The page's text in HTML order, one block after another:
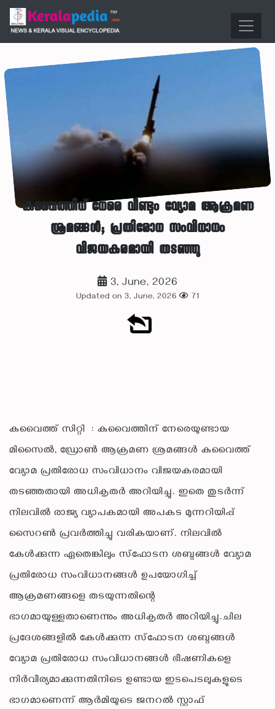
കുവൈത്തിന് നേരെ വീണ്ടും വ്യോമ ആക്രമണ
ശ്രമങ്ങൾ; പ്രതിരോധ സംവിധാനം
വിജയകരമായി തടഞ്ഞു
3, June, 2026
Updated on 3, June, 2026 71
കുവൈത്ത് സിറ്റി : കുവൈത്തിന് നേരെയുണ്ടായ
മിസൈൽ, ഡ്രോൺ ആക്രമണ ശ്രമങ്ങൾ കുവൈത്ത്
വ്യോമ പ്രതിരോധ സംവിധാനം വിജയകരമായി
തടഞ്ഞതായി അധികൃതർ അറിയിച്ചു. ഇതെ തുടർന്ന്
നിലവിൽ രാജ്യ വ്യാപകമായി അപകട മുന്നറിയിപ്പ്
സൈറൺ പ്രവർത്തിച്ചു വരികയാണ്. നിലവിൽ
കേൾക്കുന്ന ഏതെങ്കിലും സ്ഫോടന ശബ്ദങ്ങൾ വ്യോമ
പ്രതിരോധ സംവിധാനങ്ങൾ ഉപയോഗിച്ച്
ആക്രമണങ്ങളെ തടയുന്നതിന്റെ
ഭാഗമായുള്ളതാണെന്നും അധികൃതർ അറിയിച്ചു.ചില
പ്രദേശങ്ങളിൽ കേൾക്കുന്ന സ്ഫോടന ശബ്ദങ്ങൾ
വ്യോമ പ്രതിരോധ സംവിധാനങ്ങൾ ഭീഷണികളെ
നിർവീര്യമാക്കുന്നതിനിടെ ഉണ്ടായ ഇടപെടലുകളുടെ
ഭാഗമാണെന്ന് ആർമിയുടെ ജനറൽ സ്റ്റാഫ്